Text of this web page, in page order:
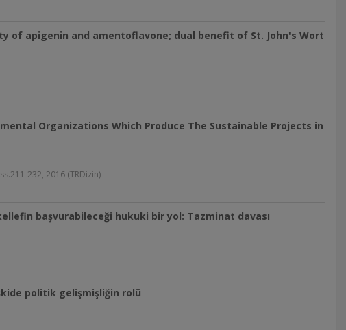
apigenin and amentoflavone; dual benefit of St. John's Wort
Organizations Which Produce The Sustainable Projects in
232, 2016 (TRDizin)
başvurabileceği hukuki bir yol: Tazminat davası
politik gelişmişliğin rolü